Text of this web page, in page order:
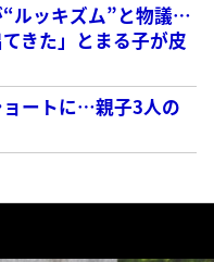
“ルッキズム”と物議…
きた」とまる子が皮
ートに…親子3人の